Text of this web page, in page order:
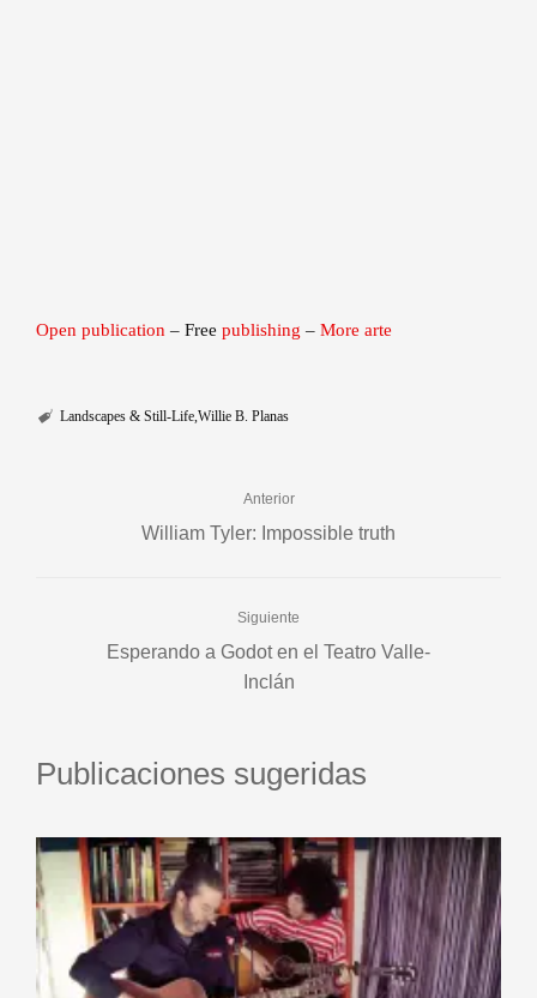
Open publication – Free publishing – More arte
Landscapes & Still-Life Willie B. Planas
Anterior
William Tyler: Impossible truth
Siguiente
Esperando a Godot en el Teatro Valle-
Inclán
Publicaciones sugeridas